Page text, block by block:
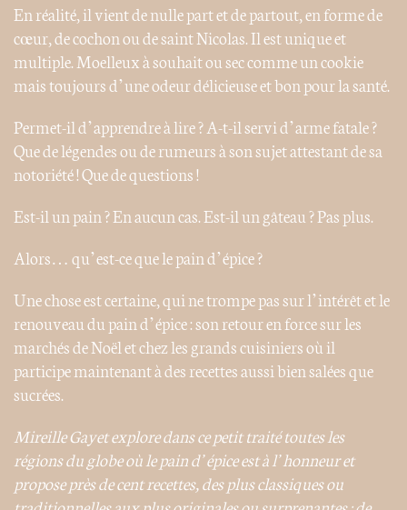
En réalité, il vient de nulle part et de partout, en forme de
cœur, de cochon ou de saint Nicolas. Il est unique et
multiple. Moelleux à souhait ou sec comme un cookie
mais toujours d’une odeur délicieuse et bon pour la santé.
Permet-il d’apprendre à lire ? A-t-il servi d’arme fatale ?
Que de légendes ou de rumeurs à son sujet attestant de sa
notoriété ! Que de questions !
Est-il un pain ? En aucun cas. Est-il un gâteau ? Pas plus.
Alors… qu’est-ce que le pain d’épice ?
Une chose est certaine, qui ne trompe pas sur l’intérêt et le
renouveau du pain d’épice : son retour en force sur les
marchés de Noël et chez les grands cuisiniers où il
participe maintenant à des recettes aussi bien salées que
sucrées.
Mireille Gayet explore dans ce petit traité toutes les
régions du globe où le pain d’épice est à l’honneur et
propose près de cent recettes, des plus classiques ou